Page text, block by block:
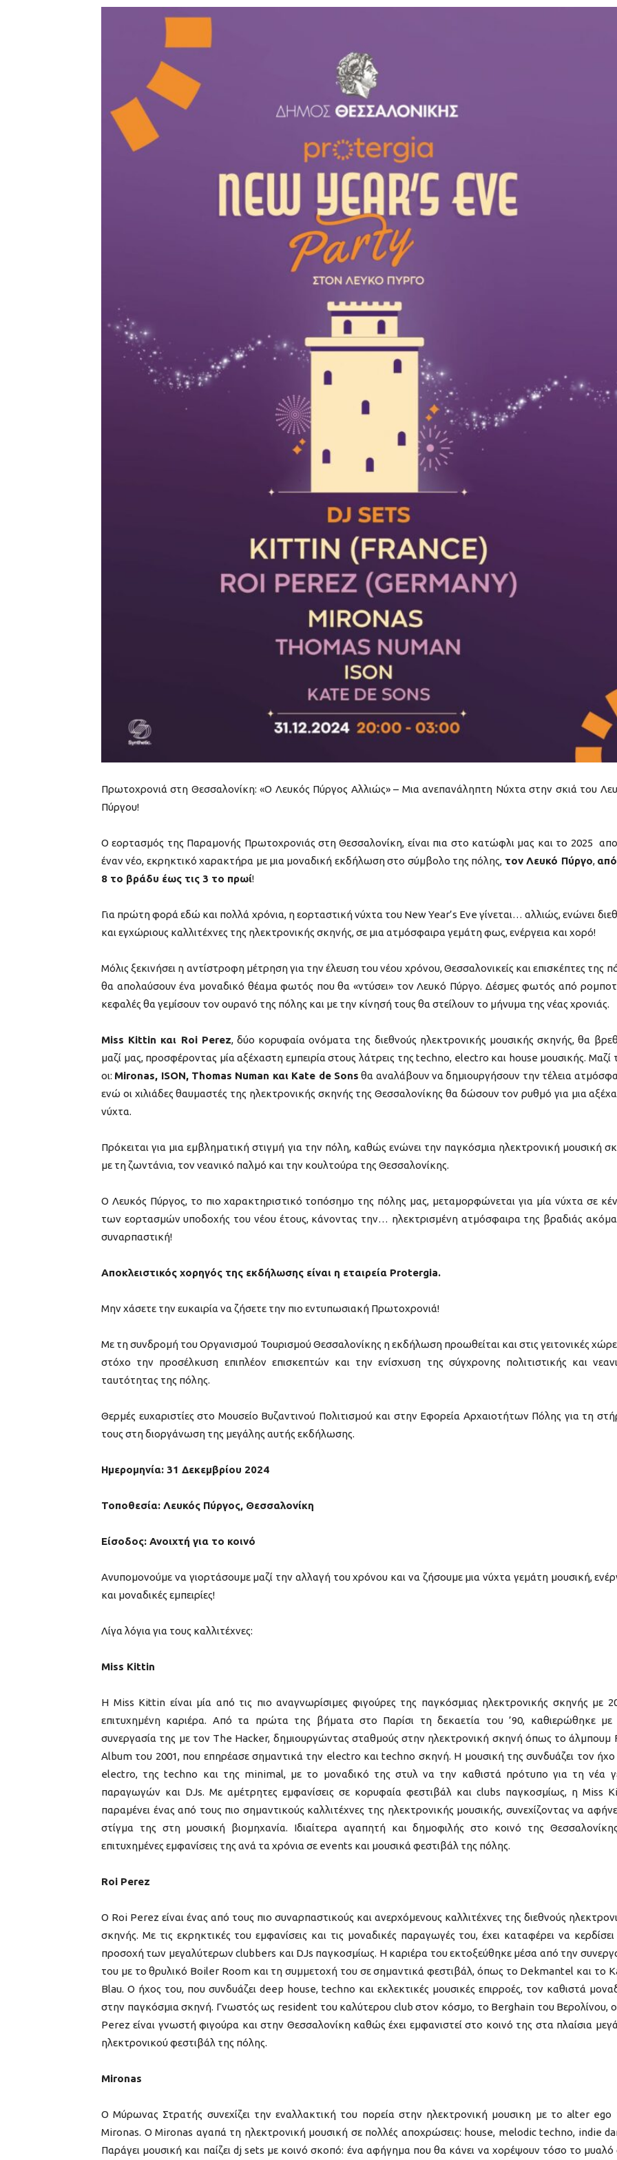
Πρωτοχρονιά στη Θεσσαλονίκη: «Ο Λευκός Πύργος Αλλιώς» – Μια ανεπανάληπτη Νύχτα στην σκιά του
Πύργου!
Ο εορτασμός της Παραμονής Πρωτοχρονιάς στη Θεσσαλονίκη, είναι πια στο κατώφλι μας και το 2025
έναν νέο, εκρηκτικό χαρακτήρα με μια μοναδική εκδήλωση στο σύμβολο της πόλης, τον Λευκό Πύργο,
8 το βράδυ έως τις 3 το πρωί!
Για πρώτη φορά εδώ και πολλά χρόνια, η εορταστική νύχτα του New Year’s Eve γίνεται… αλλιώς, ενώνει
και εγχώριους καλλιτέχνες της ηλεκτρονικής σκηνής, σε μια ατμόσφαιρα γεμάτη φως, ενέργεια και χορό!
Μόλις ξεκινήσει η αντίστροφη μέτρηση για την έλευση του νέου χρόνου, Θεσσαλονικείς και επισκέπτες της
θα απολαύσουν ένα μοναδικό θέαμα φωτός που θα «ντύσει» τον Λευκό Πύργο. Δέσμες φωτός από
κεφαλές θα γεμίσουν τον ουρανό της πόλης και με την κίνησή τους θα στείλουν το μήνυμα της νέας χρονιάς.
Miss Kittin και Roi Perez, δύο κορυφαία ονόματα της διεθνούς ηλεκτρονικής μουσικής σκηνής, θα
μαζί μας, προσφέροντας μία αξέχαστη εμπειρία στους λάτρεις της techno, electro και house μουσικής. Μαζί
οι: Mironas, ISON, Thomas Numan και Kate de Sons θα αναλάβουν να δημιουργήσουν την τέλεια
ενώ οι χιλιάδες θαυμαστές της ηλεκτρονικής σκηνής της Θεσσαλονίκης θα δώσουν τον ρυθμό για μια
νύχτα.
Πρόκειται για μια εμβληματική στιγμή για την πόλη, καθώς ενώνει την παγκόσμια ηλεκτρονική μουσική
με τη ζωντάνια, τον νεανικό παλμό και την κουλτούρα της Θεσσαλονίκης.
Ο Λευκός Πύργος, το πιο χαρακτηριστικό τοπόσημο της πόλης μας, μεταμορφώνεται για μία νύχτα σε
των εορτασμών υποδοχής του νέου έτους, κάνοντας την… ηλεκτρισμένη ατμόσφαιρα της βραδιάς ακόμα
συναρπαστική!
Αποκλειστικός χορηγός της εκδήλωσης είναι η εταιρεία Protergia.
Μην χάσετε την ευκαιρία να ζήσετε την πιο εντυπωσιακή Πρωτοχρονιά!
Με τη συνδρομή του Οργανισμού Τουρισμού Θεσσαλονίκης η εκδήλωση προωθείται και στις γειτονικές
στόχο την προσέλκυση επιπλέον επισκεπτών και την ενίσχυση της σύγχρονης πολιτιστικής και
ταυτότητας της πόλης.
Θερμές ευχαριστίες στο Μουσείο Βυζαντινού Πολιτισμού και στην Εφορεία Αρχαιοτήτων Πόλης για τη
τους στη διοργάνωση της μεγάλης αυτής εκδήλωσης.
Ημερομηνία: 31 Δεκεμβρίου 2024
Τοποθεσία: Λευκός Πύργος, Θεσσαλονίκη
Είσοδος: Ανοιχτή για το κοινό
Ανυπομονούμε να γιορτάσουμε μαζί την αλλαγή του χρόνου και να ζήσουμε μια νύχτα γεμάτη μουσική,
και μοναδικές εμπειρίες!
Λίγα λόγια για τους καλλιτέχνες:
Miss Kittin
Η Miss Kittin είναι μία από τις πιο αναγνωρίσιμες φιγούρες της παγκόσμιας ηλεκτρονικής σκηνής με
επιτυχημένη καριέρα. Από τα πρώτα της βήματα στο Παρίσι τη δεκαετία του ’90, καθιερώθηκε με
συνεργασία της με τον The Hacker, δημιουργώντας σταθμούς στην ηλεκτρονική σκηνή όπως το άλμπουμ
Album του 2001, που επηρέασε σημαντικά την electro και techno σκηνή. Η μουσική της συνδυάζει τον ήχο
electro, της techno και της minimal, με το μοναδικό της στυλ να την καθιστά πρότυπο για τη νέα
παραγωγών και DJs. Με αμέτρητες εμφανίσεις σε κορυφαία φεστιβάλ και clubs παγκοσμίως, η Miss
παραμένει ένας από τους πιο σημαντικούς καλλιτέχνες της ηλεκτρονικής μουσικής, συνεχίζοντας να
στίγμα της στη μουσική βιομηχανία. Ιδιαίτερα αγαπητή και δημοφιλής στο κοινό της
επιτυχημένες εμφανίσεις της ανά τα χρόνια σε events και μουσικά φεστιβάλ της πόλης.
Roi Perez
Ο Roi Perez είναι ένας από τους πιο συναρπαστικούς και ανερχόμενους καλλιτέχνες της διεθνούς
σκηνής. Με τις εκρηκτικές του εμφανίσεις και τις μοναδικές παραγωγές του, έχει καταφέρει να
προσοχή των μεγαλύτερων clubbers και DJs παγκοσμίως. Η καριέρα του εκτοξεύθηκε μέσα από την
του με το θρυλικό Boiler Room και τη συμμετοχή του σε σημαντικά φεστιβάλ, όπως το Dekmantel και το
Blau. Ο ήχος του, που συνδυάζει deep house, techno και εκλεκτικές μουσικές επιρροές, τον καθιστά
στην παγκόσμια σκηνή. Γνωστός ως resident του καλύτερου club στον κόσμο, το Berghain του Βερολίνου,
Perez είναι γνωστή φιγούρα και στην Θεσσαλονίκη καθώς έχει εμφανιστεί στο κοινό της στα πλαίσια
ηλεκτρονικού φεστιβάλ της πόλης.
Mironas
O Mύρωνας Στρατής συνεχίζει την εναλλακτική του πορεία στην ηλεκτρονική μουσικη με το alter egο
Mironas. O Mironas αγαπά τη ηλεκτρονική μουσική σε πολλές αποχρώσεις: house, melodic techno, indie
Παράγει μουσική και παίζει dj sets με κοινό σκοπό: ένα αφήγημα που θα κάνει να χορέψουν τόσο το μυαλό